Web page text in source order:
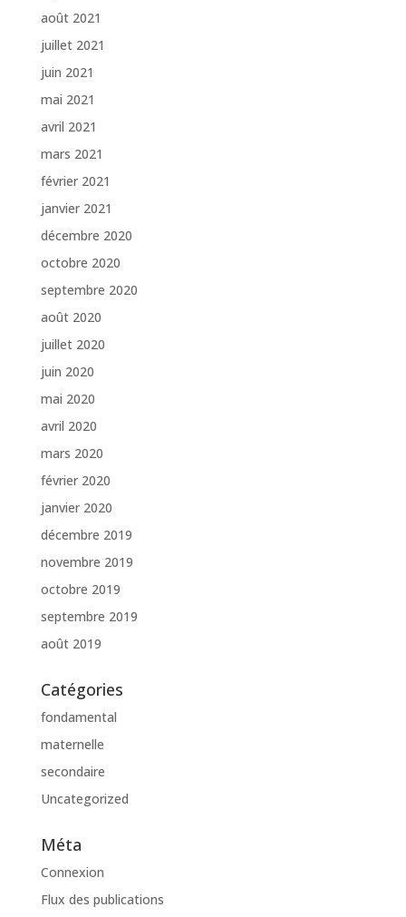
août 2021
juillet 2021
juin 2021
mai 2021
avril 2021
mars 2021
février 2021
janvier 2021
décembre 2020
octobre 2020
septembre 2020
août 2020
juillet 2020
juin 2020
mai 2020
avril 2020
mars 2020
février 2020
janvier 2020
décembre 2019
novembre 2019
octobre 2019
septembre 2019
août 2019
Catégories
fondamental
maternelle
secondaire
Uncategorized
Méta
Connexion
Flux des publications